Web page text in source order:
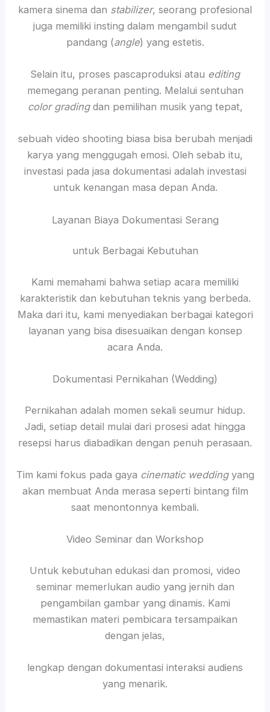
kamera sinema dan stabilizer, seorang profesional
juga memiliki insting dalam mengambil sudut
pandang (angle) yang estetis.
Selain itu, proses pascaproduksi atau editing
memegang peranan penting. Melalui sentuhan
color gradingdan pemilihan musik yang tepat,
sebuah video shooting biasa bisa berubah menjadi
karya yang menggugah emosi. Oleh sebab itu,
investasi pada jasa dokumentasi adalah investasi
untuk kenangan masa depan Anda.
Layanan Biaya Dokumentasi Serang
untuk Berbagai Kebutuhan
Kami memahami bahwa setiap acara memiliki
karakteristik dan kebutuhan teknis yang berbeda.
Maka dari itu, kami menyediakan berbagai kategori
layanan yang bisa disesuaikan dengan konsep
acara Anda.
Dokumentasi Pernikahan (Wedding)
Pernikahan adalah momen sekali seumur hidup.
Jadi, setiap detail mulai dari prosesi adat hingga
resepsi harus diabadikan dengan penuh perasaan.
Tim kami fokus pada gaya cinematic weddingyang
akan membuat Anda merasa seperti bintang film
saat menontonnya kembali.
Video Seminar dan Workshop
Untuk kebutuhan edukasi dan promosi, video
seminar memerlukan audio yang jernih dan
pengambilan gambar yang dinamis. Kami
memastikan materi pembicara tersampaikan
dengan jelas,
lengkap dengan dokumentasi interaksi audiens
yang menarik.